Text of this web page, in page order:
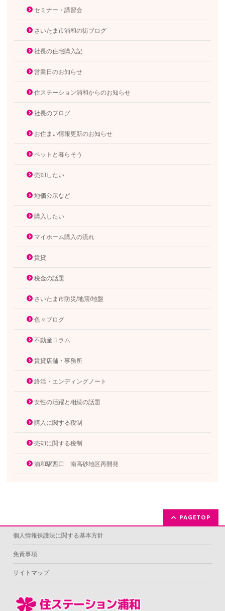
セミナー・講習会
さいたま市浦和の街ブログ
社長の住宅購入記
営業日のお知らせ
住ステーション浦和からのお知らせ
社長のブログ
お住まい情報更新のお知らせ
ペットと暮らそう
売却したい
地価公示など
購入したい
マイホーム購入の流れ
賃貸
税金の話題
さいたま市防災/地震/地盤
色々ブログ
不動産コラム
賃貸店舗・事務所
終活・エンディングノート
女性の活躍と相続の話題
購入に関する税制
売却に関する税制
浦和駅西口 南高砂地区再開発
PAGETOP
個人情報保護法に関する基本方針
免責事項
サイトマップ